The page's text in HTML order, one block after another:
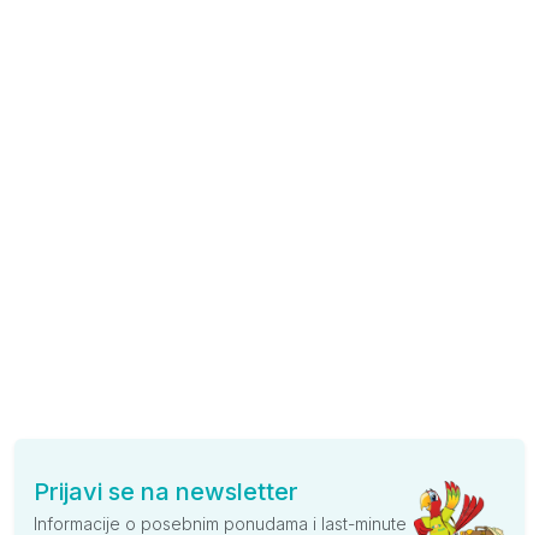
Prijavi se na newsletter
Informacije o posebnim ponudama i last-minute